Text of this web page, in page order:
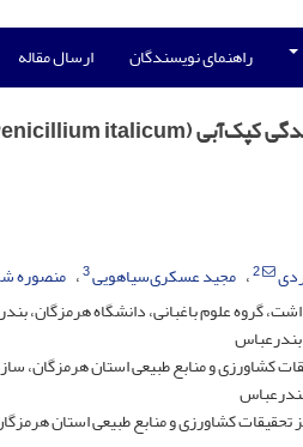
راهنمای نویسندگان ارسال مقاله
2 مجید عسکری‌سیاهویی3 منصوره
گروه علوم باغبانی، دانشگاه هرمزگان،
بندرعباس
کشاورزی و منابع طبیعی استان هرمزگان،
تحقیقات کشاورزی و منابع طبیعی استان